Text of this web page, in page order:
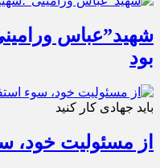
شهید”عباس
بود
باید جهادی کار کنید
از مسئولیت خود،